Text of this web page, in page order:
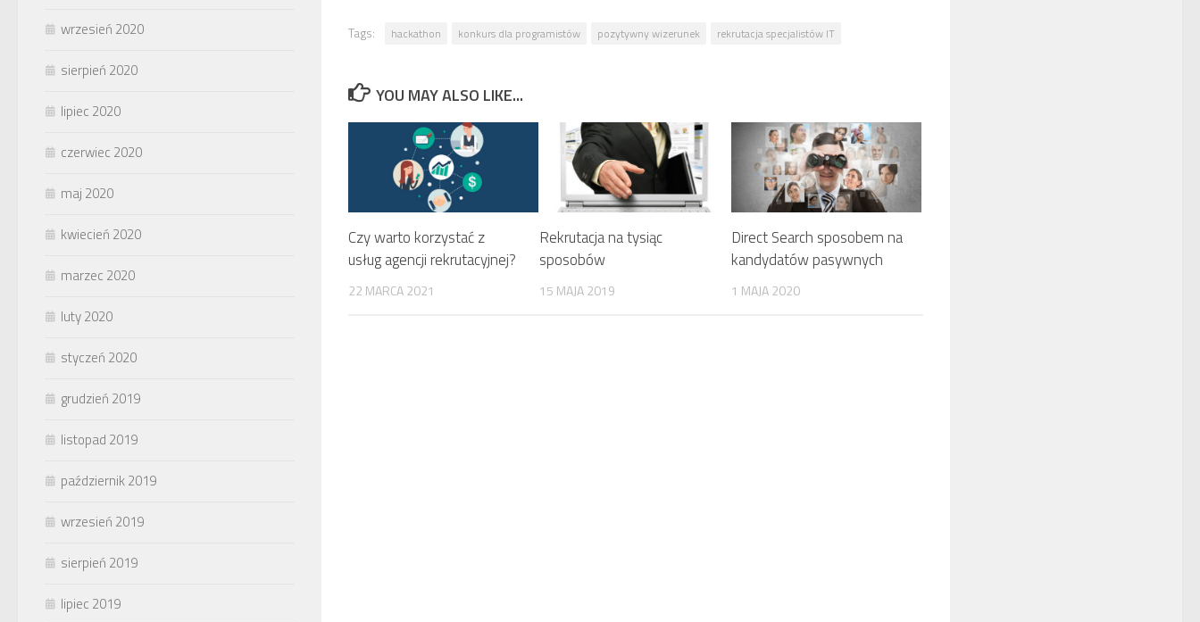
Tags: hackathon konkurs dla programistów pozytywny wizerunek rekrutacja specjalistów IT
YOU MAY ALSO LIKE...
Czy warto korzystać z
usług agencji rekrutacyjnej?
22 MARCA 2021
Rekrutacja na tysiąc
sposobów
15 MAJA 2019
Direct Search sposobem na
kandydatów pasywnych
1 MAJA 2020
wrzesień 2020
sierpień 2020
lipiec 2020
czerwiec 2020
maj 2020
kwiecień 2020
marzec 2020
luty 2020
styczeń 2020
grudzień 2019
listopad 2019
październik 2019
wrzesień 2019
sierpień 2019
lipiec 2019